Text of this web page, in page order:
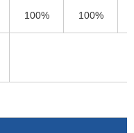
100% 100%